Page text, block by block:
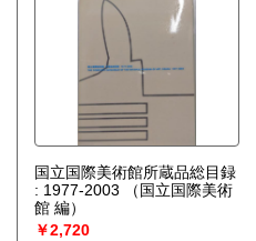
国立国際美術館所蔵品総目録
: 1977-2003
（国立国際美術
館 編）
￥2,720